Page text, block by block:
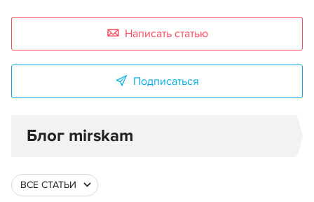
Написать статью
Подписаться
Блог mirskam
ВСЕ СТАТЬИ